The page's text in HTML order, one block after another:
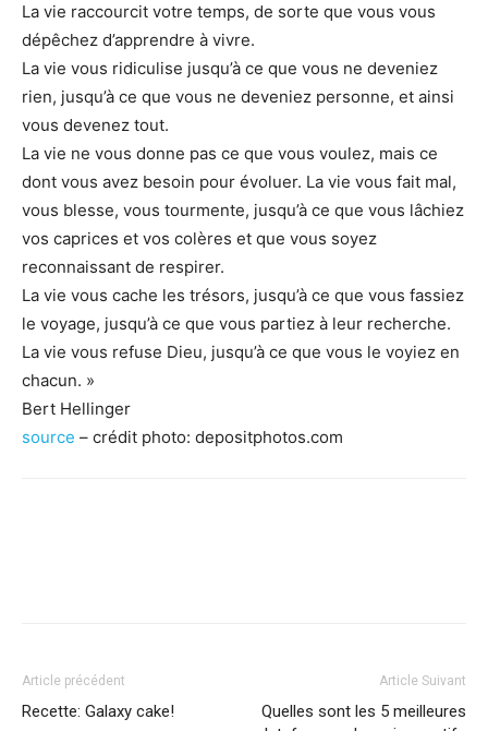
La vie raccourcit votre temps, de sorte que vous vous
dépêchez d’apprendre à vivre.
La vie vous ridiculise jusqu’à ce que vous ne deveniez
rien, jusqu’à ce que vous ne deveniez personne, et ainsi
vous devenez tout.
La vie ne vous donne pas ce que vous voulez, mais ce
dont vous avez besoin pour évoluer. La vie vous fait mal,
vous blesse, vous tourmente, jusqu’à ce que vous lâchiez
vos caprices et vos colères et que vous soyez
reconnaissant de respirer.
La vie vous cache les trésors, jusqu’à ce que vous fassiez
le voyage, jusqu’à ce que vous partiez à leur recherche.
La vie vous refuse Dieu, jusqu’à ce que vous le voyiez en
chacun. »
Bert Hellinger
source – crédit photo: depositphotos.com
Article précédent
Recette: Galaxy cake!
Article Suivant
Quelles sont les 5 meilleures